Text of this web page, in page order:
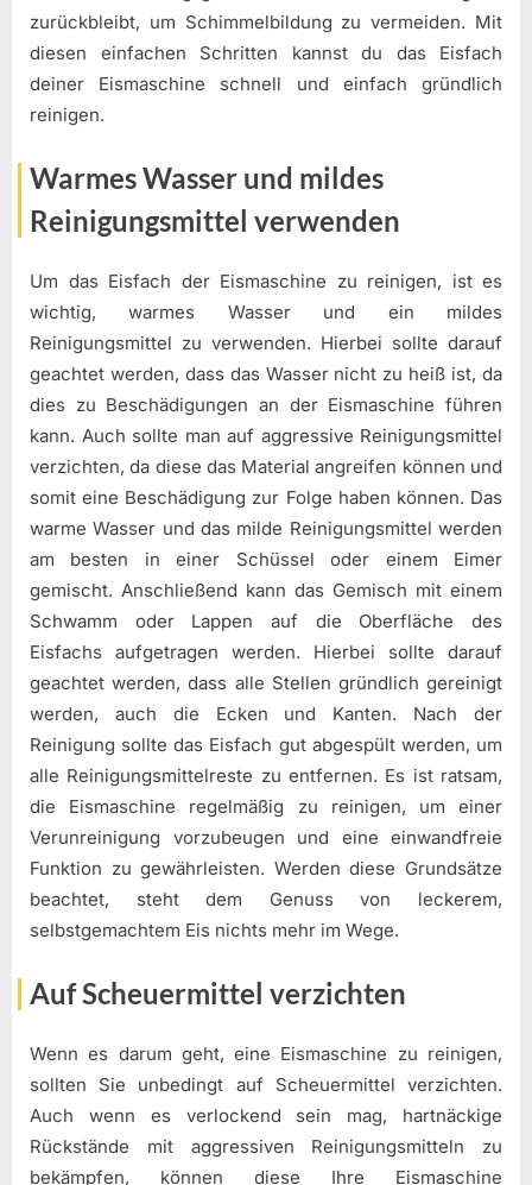
zurückbleibt, um Schimmelbildung zu vermeiden. Mit
diesen einfachen Schritten kannst du das Eisfach
deiner Eismaschine schnell und einfach gründlich
reinigen.
Warmes Wasser und mildes
Reinigungsmittel verwenden
Um das Eisfach der Eismaschine zu reinigen, ist es
wichtig, warmes Wasser und ein mildes
Reinigungsmittel zu verwenden. Hierbei sollte darauf
geachtet werden, dass das Wasser nicht zu heiß ist, da
dies zu Beschädigungen an der Eismaschine führen
kann. Auch sollte man auf aggressive Reinigungsmittel
verzichten, da diese das Material angreifen können und
somit eine Beschädigung zur Folge haben können. Das
warme Wasser und das milde Reinigungsmittel werden
am besten in einer Schüssel oder einem Eimer
gemischt. Anschließend kann das Gemisch mit einem
Schwamm oder Lappen auf die Oberfläche des
Eisfachs aufgetragen werden. Hierbei sollte darauf
geachtet werden, dass alle Stellen gründlich gereinigt
werden, auch die Ecken und Kanten. Nach der
Reinigung sollte das Eisfach gut abgespült werden, um
alle Reinigungsmittelreste zu entfernen. Es ist ratsam,
die Eismaschine regelmäßig zu reinigen, um einer
Verunreinigung vorzubeugen und eine einwandfreie
Funktion zu gewährleisten. Werden diese Grundsätze
beachtet, steht dem Genuss von leckerem,
selbstgemachtem Eis nichts mehr im Wege.
Auf Scheuermittel verzichten
Wenn es darum geht, eine Eismaschine zu reinigen,
sollten Sie unbedingt auf Scheuermittel verzichten.
Auch wenn es verlockend sein mag, hartnäckige
Rückstände mit aggressiven Reinigungsmitteln zu
bekämpfen, können diese Ihre Eismaschine